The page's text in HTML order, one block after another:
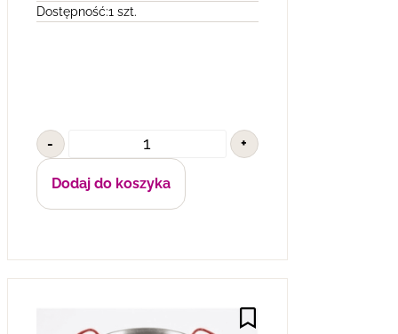
Dostępność:1 szt.
- +
Dodaj do koszyka